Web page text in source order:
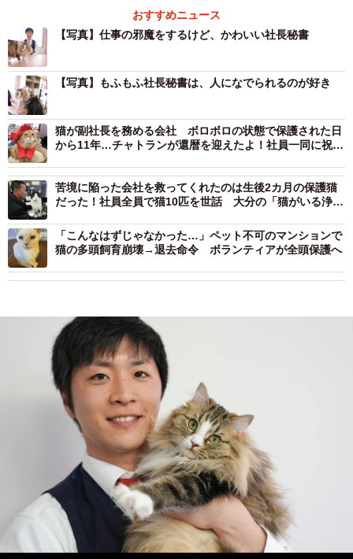
おすすめニュース
【写真】仕事の邪魔をするけど、かわいい社長秘書
【写真】もふもふ社長秘書は、人になでられるのが好き
猫が副社長を務める会社 ボロボロの状態で保護された日
から11年…チャトランが還暦を迎えたよ！社員一同に祝福
苦境に陥った会社を救ってくれたのは生後2カ月の保護猫
だった！社員全員で猫10匹を世話 大分の「猫がいる浄化
「こんなはずじゃなかった…」ペット不可のマンションで
猫の多頭飼育崩壊→退去命令 ボランティアが全頭保護へ